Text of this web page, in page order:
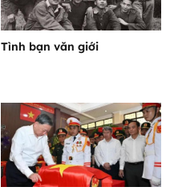
Tình bạn văn giới